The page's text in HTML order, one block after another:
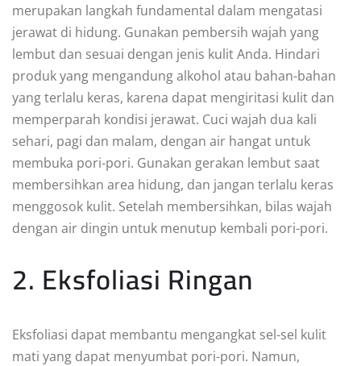
merupakan langkah fundamental dalam mengatasi
jerawat di hidung. Gunakan pembersih wajah yang
lembut dan sesuai dengan jenis kulit Anda. Hindari
produk yang mengandung alkohol atau bahan-bahan
yang terlalu keras, karena dapat mengiritasi kulit dan
memperparah kondisi jerawat. Cuci wajah dua kali
sehari, pagi dan malam, dengan air hangat untuk
membuka pori-pori. Gunakan gerakan lembut saat
membersihkan area hidung, dan jangan terlalu keras
menggosok kulit. Setelah membersihkan, bilas wajah
dengan air dingin untuk menutup kembali pori-pori.
2. Eksfoliasi Ringan
Eksfoliasi dapat membantu mengangkat sel-sel kulit
mati yang dapat menyumbat pori-pori. Namun,